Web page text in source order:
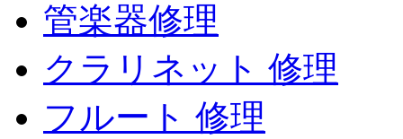
管楽器修理
クラリネット 修理
フルート 修理